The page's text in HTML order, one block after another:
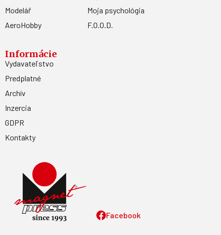
Facebook
Modelář
AeroHobby
Moja psychológia
F.O.O.D.
Informácie
Vydavateľstvo
Predplatné
Archív
Inzercia
GDPR
Kontakty